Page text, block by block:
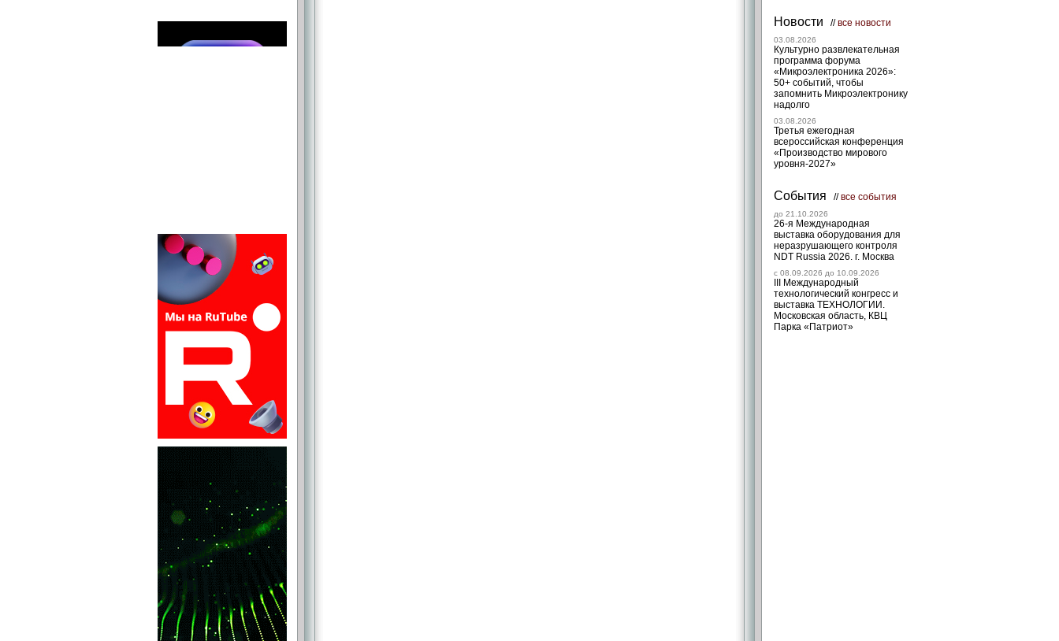
Новости //все новости
03.08.2026
Культурно развлекательная
программа форума
«Микроэлектроника 2026»:
50+ событий, чтобы
запомнить Микроэлектронику
надолго
03.08.2026
Третья ежегодная
всероссийская конференция
«Производство мирового
уровня-2027»
События //все события
до 21.10.2026
26-я Международная
выставка оборудования для
неразрушающего контроля
NDT Russia 2026. г. Москва
c 08.09.2026 до 10.09.2026
III Международный
технологический конгресс и
выставка ТЕХНОЛОГИИ.
Московская область, КВЦ
Парка «Патриот»